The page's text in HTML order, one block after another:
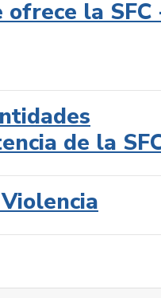
ofrece la SFC
de la